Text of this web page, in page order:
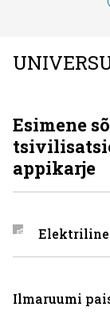
Esimene
appikarje
Elektriline
Ilmaruumi